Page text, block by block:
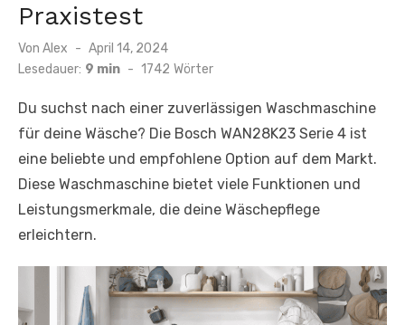
Praxistest
Von Alex
Veröffentlicht
am
April 14, 2024
Lesedauer: 9 min - 1742 Wörter
Du suchst nach einer zuverlässigen Waschmaschine
für deine Wäsche? Die Bosch WAN28K23 Serie 4 ist
eine beliebte und empfohlene Option auf dem Markt.
Diese Waschmaschine bietet viele Funktionen und
Leistungsmerkmale, die deine Wäschepflege
erleichtern.